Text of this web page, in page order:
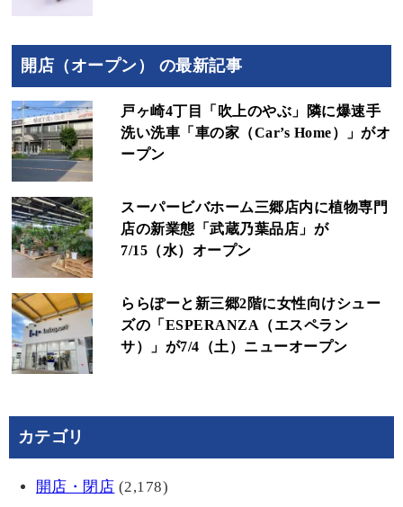
開店（オープン） の最新記事
戸ヶ崎4丁目「吹上のやぶ」隣に爆速手
洗い洗車「車の家（Car’s Home）」がオ
ープン
スーパービバホーム三郷店内に植物専門
店の新業態「武蔵乃葉品店」が
7/15（水）オープン
ららぽーと新三郷2階に女性向けシュー
ズの「ESPERANZA（エスペラン
サ）」が7/4（土）ニューオープン
カテゴリ
開店・閉店 (2,178)